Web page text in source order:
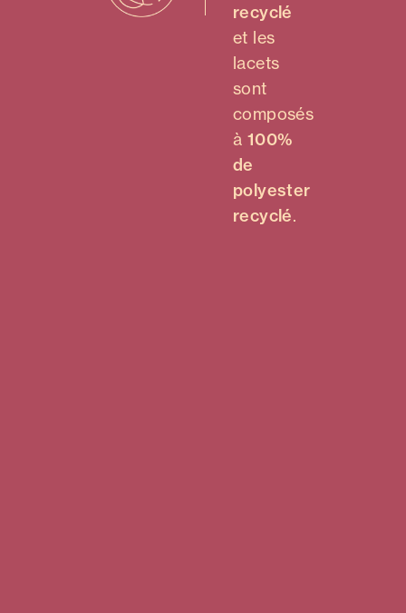
recyclé
et les
lacets
sont
composés
à 100%
de
polyester
recyclé.